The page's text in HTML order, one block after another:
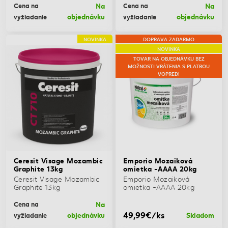
Cena na
vyžiadanie
Na
objednávku
Cena na
vyžiadanie
Na
objednávku
NOVINKA
Ceresit Visage Mozambic
Graphite 13kg
Ceresit Visage Mozambic
Graphite 13kg
Cena na
vyžiadanie
Na
objednávku
DOPRAVA ZADARMO
NOVINKA
TOVAR NA OBJEDNÁVKU BEZ
MOŽNOSTI VRÁTENIA S PLATBOU
VOPRED!
Emporio Mozaiková
omietka -AAAA 20kg
Emporio Mozaiková
omietka -AAAA 20kg
49,99€/ks Skladom